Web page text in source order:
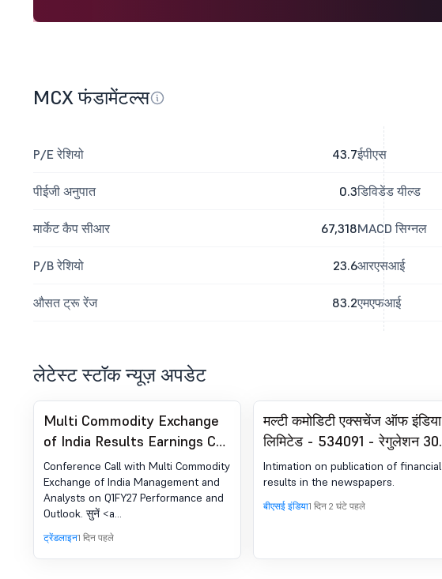
MCX फंडामेंटल्स
P/E रेशियो 43.7
पीईजी अनुपात 0.3
मार्केट कैप सीआर 67,318
P/B रेशियो 23.6
औसत ट्रू रेंज 83.2
ईपीएस
डिविडेंड यील्ड
MACD सिग्नल
आरएसआई
एमएफआई
लेटेस्ट स्टॉक न्यूज़ अपडेट
Multi Commodity Exchange
of India Results Earnings Call
for Q1FY27
Conference Call with Multi Commodity
Exchange of India Management and
Analysts on Q1FY27 Performance and
Outlook. सुनें <a
href="https://youtu.be/9UFr-
gHG9Mg">पूरी कमाई का ट्रांसक्रिप्ट</a>.
<br />
ट्रेंडलाइन1 दिन पहले
मल्टी कमोडिटी एक्सचेंज ऑफ इंडिया
लिमिटेड - 534091 - रेगुलेशन 30
(LODR) के तहत घोषणा - न्यूज़पेपर
पब्लिकेशन
Intimation on publication of financial
results in the newspapers.
बीएसई इंडिया1 दिन 2 घंटे पहले